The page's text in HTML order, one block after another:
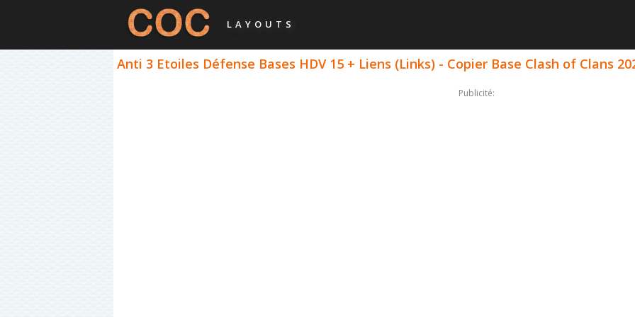
LAYOUTS
Anti 3 Etoiles Défense Bases HDV 15 + Liens (Links) - Copier Base Clash of Clans
Publicité: